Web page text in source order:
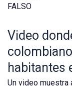
FALSO
Video
habitantes
Un video